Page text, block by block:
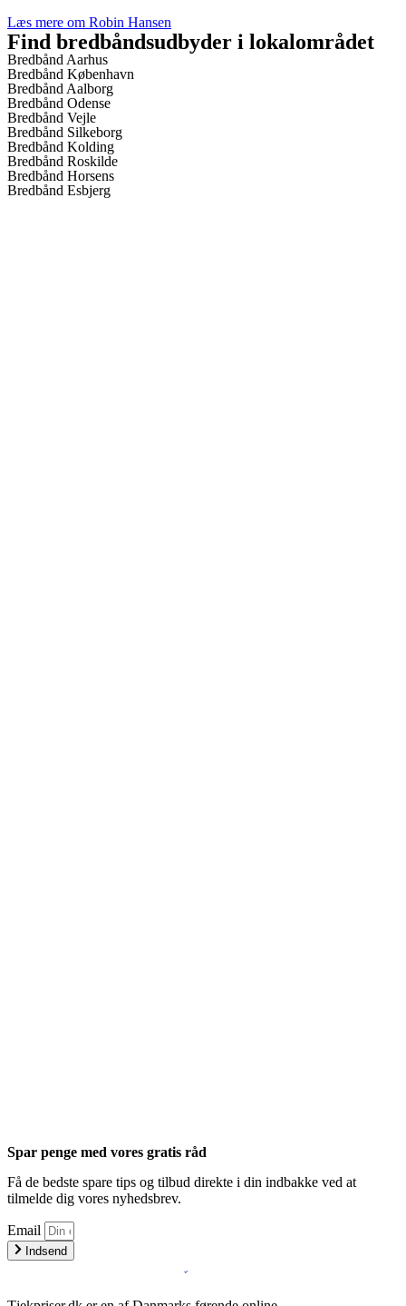
Læs mere om Robin Hansen
Find bredbåndsudbyder i lokalområdet
Bredbånd Aarhus
Bredbånd København
Bredbånd Aalborg
Bredbånd Odense
Bredbånd Vejle
Bredbånd Silkeborg
Bredbånd Kolding
Bredbånd Roskilde
Bredbånd Horsens
Bredbånd Esbjerg
Spar penge med vores gratis råd
Få de bedste spare tips og tilbud direkte i din indbakke ved at
tilmelde dig vores nyhedsbrev.
Email
Indsend